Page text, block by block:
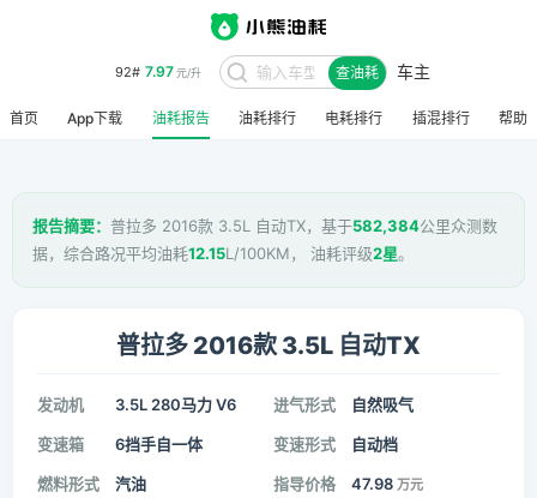
92# 7.97元/升 查油耗 车主
首页 App下载 油耗报告 油耗排行 电耗排行 插混排行 帮助
报告摘要： 普拉多 2016款 3.5L 自动TX，基于582,384公里众测数
据，综合路况平均油耗12.15L/100KM， 油耗评级2星。
普拉多 2016款 3.5L 自动TX
发动机 3.5L 280马力 V6 进气形式 自然吸气
变速箱 6挡手自一体 变速形式 自动档
燃料形式 汽油 指导价格 47.98 万元